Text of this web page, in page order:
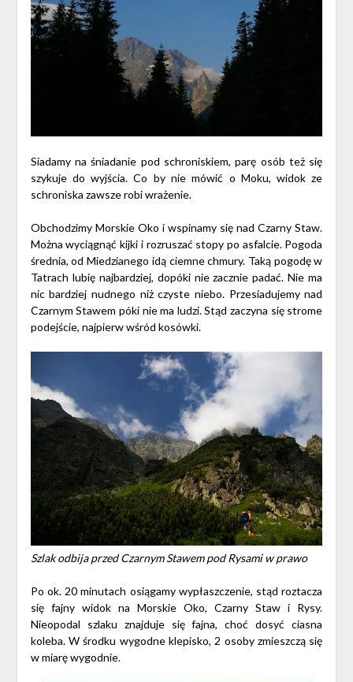
Siadamy na śniadanie pod schroniskiem, parę osób też się
szykuje do wyjścia. Co by nie mówić o Moku, widok ze
schroniska zawsze robi wrażenie.
Obchodzimy Morskie Oko i wspinamy się nad Czarny Staw.
Można wyciągnąć kijki i rozruszać stopy po asfalcie. Pogoda
średnia, od Miedzianego idą ciemne chmury. Taką pogodę w
Tatrach lubię najbardziej, dopóki nie zacznie padać. Nie ma
nic bardziej nudnego niż czyste niebo. Przesiadujemy nad
Czarnym Stawem póki nie ma ludzi. Stąd zaczyna się strome
podejście, najpierw wśród kosówki.
Szlak odbija przed Czarnym Stawem pod Rysami w prawo
Po ok. 20 minutach osiągamy wypłaszczenie, stąd roztacza
się fajny widok na Morskie Oko, Czarny Staw i Rysy.
Nieopodal szlaku znajduje się fajna, choć dosyć ciasna
koleba. W środku wygodne klepisko, 2 osoby zmieszczą się
w miarę wygodnie.